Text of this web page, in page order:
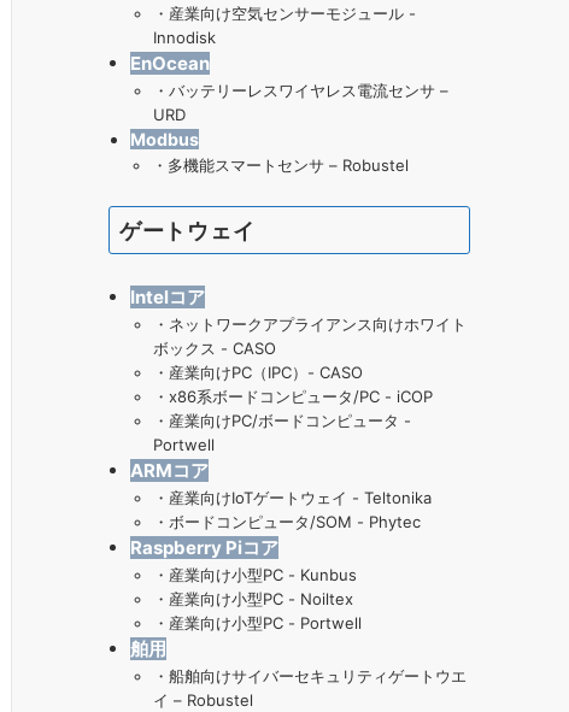
・ 産業向け空気センサーモジュール-
Innodisk
EnOcean
・ バッテリーレスワイヤレス電流センサ –
URD
Modbus
・ 多機能スマートセンサ – Robustel
ゲートウェイ
Intelコア
・ ネットワークアプライアンス向けホワイト
ボックス - CASO
・ 産業向けPC（IPC）- CASO
・ x86系ボードコンピュータ/PC - iCOP
・ 産業向けPC/ボードコンピュータ -
Portwell
ARMコア
・ 産業向けIoTゲートウェイ - Teltonika
・ ボードコンピュータ/SOM - Phytec
Raspberry Piコア
・ 産業向け小型PC - Kunbus
・ 産業向け小型PC - Noiltex
・ 産業向け小型PC - Portwell
舶用
・ 船舶向けサイバーセキュリティゲートウエ
イ – Robustel